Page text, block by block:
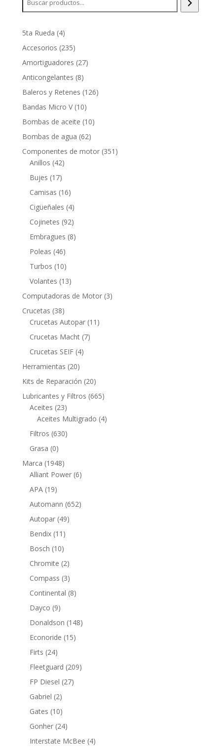
5ta Rueda 44
productos
Accesorios 235235
productos
Amortiguadores 2727
Anticongelantes 88
productos
Baleros y Retenes 126126
Bandas Micro V 1010
productos
Bombas de aceite 1010
Bombas de agua 6262
productos
Componentes de motor 351 351
Anillos 4242
Bujes 1717
productos
Camisas 1616
productos
Cigüeñales 44
productos
Cojinetes 9292
productos
Embragues 88
Poleas 4646
productos
Turbos 1010
productos
Volantes 1313
productos
Computadoras de Motor 33
Crucetas 3838
productos
Crucetas Autopar 11 11
Crucetas Macht 77
Crucetas SEIF 44
Herramientas 2020
productos
Kits de Reparación 2020
productos
Lubricantes y Filtros 665665
Aceites 2323
productos
Aceites Multigrado 44
Filtros 630630
Grasa 00
productos
Marca 19481948
productos
Alliant Power 66
APA 1919
productos
Automann 652652
Autopar 4949
Bendix 11 11
productos
Bosch 1010
productos
Chromite 22
productos
Compass 33
productos
Continental 88
Dayco 99
productos
Donaldson 148148
Econoride 1515
Firts 2424
productos
Fleetguard 209209
FP Diesel 2727
Gabriel 22
productos
Gates 1010
productos
Gonher 2424
productos
Interstate McBee 44